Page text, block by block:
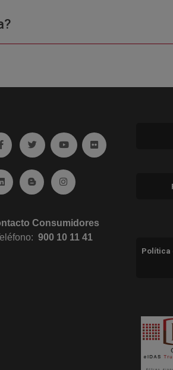
Ir a facebook (abre en ventana nueva)
Ir a twitter (abre en ventana nueva)
Ir a YouTube (abre en
Ir a Flickr (abre en
Ir a Linkedin (abre en ventana nueva)
Ir al Blog (abre en ventana nueva)
Ir a Instagram (abre en
Consumidores
900 10 11 41
Política